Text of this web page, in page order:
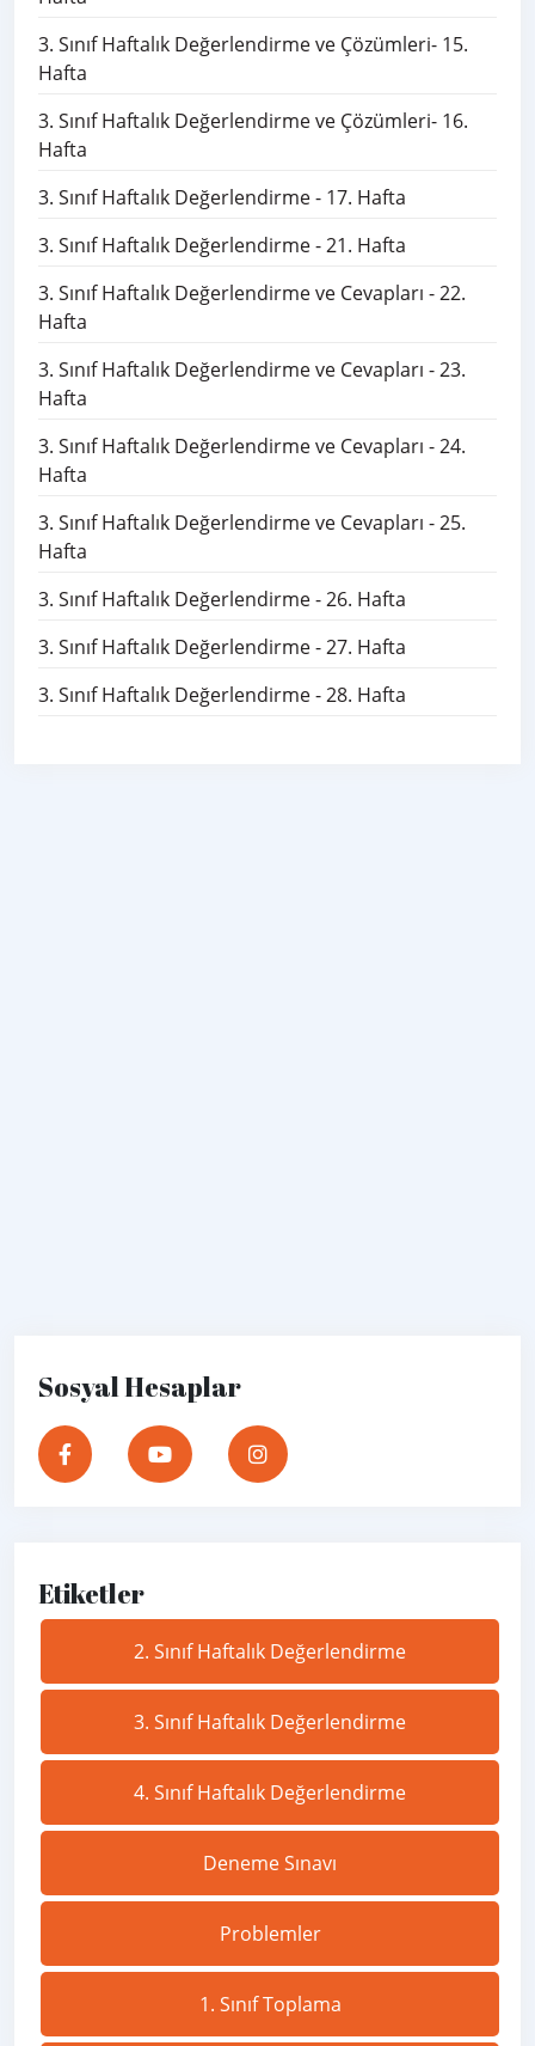
3. Sınıf Haftalık Değerlendirme ve Çözümleri- 15.
Hafta
3. Sınıf Haftalık Değerlendirme ve Çözümleri- 16.
Hafta
3. Sınıf Haftalık Değerlendirme - 17. Hafta
3. Sınıf Haftalık Değerlendirme - 21. Hafta
3. Sınıf Haftalık Değerlendirme ve Cevapları - 22.
Hafta
3. Sınıf Haftalık Değerlendirme ve Cevapları - 23.
Hafta
3. Sınıf Haftalık Değerlendirme ve Cevapları - 24.
Hafta
3. Sınıf Haftalık Değerlendirme ve Cevapları - 25.
Hafta
3. Sınıf Haftalık Değerlendirme - 26. Hafta
3. Sınıf Haftalık Değerlendirme - 27. Hafta
3. Sınıf Haftalık Değerlendirme - 28. Hafta
Sosyal Hesaplar
Etiketler
2. Sınıf Haftalık Değerlendirme
3. Sınıf Haftalık Değerlendirme
4. Sınıf Haftalık Değerlendirme
Deneme Sınavı
Problemler
1. Sınıf Toplama